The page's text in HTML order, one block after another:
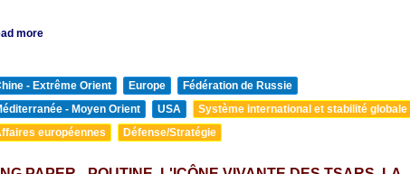
more
- Extrême Orient Europe
Fédération de Russie
- Moyen Orient
USA
Système international et stabilité globale
européennes
Défense/Stratégie